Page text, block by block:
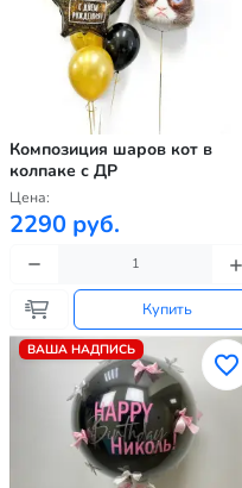
Композиция шаров кот в
колпаке с ДР
Цена:
2290 руб.
Купить
ВАША НАДПИСЬ